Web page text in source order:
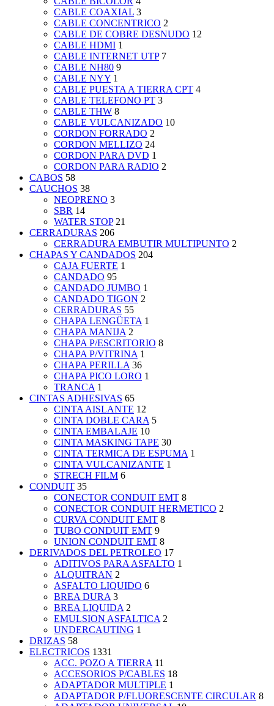
CABLE COAXIAL 3
CABLE CONCENTRICO 2
CABLE DE COBRE DESNUDO 12
CABLE HDMI 1
CABLE INTERNET UTP 7
CABLE NH80 9
CABLE NYY 1
CABLE PUESTA A TIERRA CPT 4
CABLE TELEFONO PT 3
CABLE THW 8
CABLE VULCANIZADO 10
CORDON FORRADO 2
CORDON MELLIZO 24
CORDON PARA DVD 1
CORDON PARA RADIO 2
CABOS 58
CAUCHOS 38
NEOPRENO 3
SBR 14
WATER STOP 21
CERRADURAS 206
CERRADURA EMBUTIR MULTIPUNTO 2
CHAPAS Y CANDADOS 204
CAJA FUERTE 1
CANDADO 95
CANDADO JUMBO 1
CANDADO TIGON 2
CERRADURAS 55
CHAPA LENGÜETA 1
CHAPA MANIJA 2
CHAPA P/ESCRITORIO 8
CHAPA P/VITRINA 1
CHAPA PERILLA 36
CHAPA PICO LORO 1
TRANCA 1
CINTAS ADHESIVAS 65
CINTA AISLANTE 12
CINTA DOBLE CARA 5
CINTA EMBALAJE 10
CINTA MASKING TAPE 30
CINTA TERMICA DE ESPUMA 1
CINTA VULCANIZANTE 1
STRECH FILM 6
CONDUIT 35
CONECTOR CONDUIT EMT 8
CONECTOR CONDUIT HERMETICO 2
CURVA CONDUIT EMT 8
TUBO CONDUIT EMT 9
UNION CONDUIT EMT 8
DERIVADOS DEL PETROLEO 17
ADITIVOS PARA ASFALTO 1
ALQUITRAN 2
ASFALTO LIQUIDO 6
BREA DURA 3
BREA LIQUIDA 2
EMULSION ASFALTICA 2
UNDERCAUTING 1
DRIZAS 58
ELECTRICOS 1331
ACC. POZO A TIERRA 11
ACCESORIOS P/CABLES 18
ADAPTADOR MULTIPLE 1
ADAPTADOR P/FLUORESCENTE CIRCULAR 8